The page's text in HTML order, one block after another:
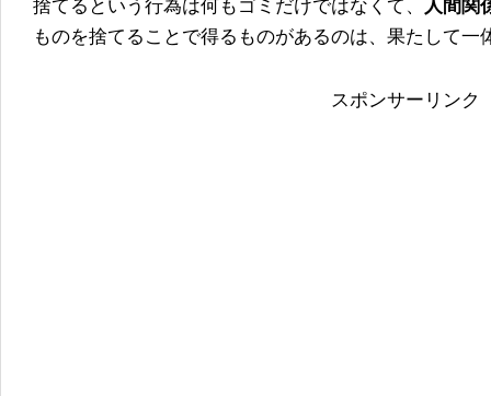
捨てるという行為は何もゴミだけではなくて、
人間関
ものを捨てることで得るものがあるのは、果たして
スポンサーリンク